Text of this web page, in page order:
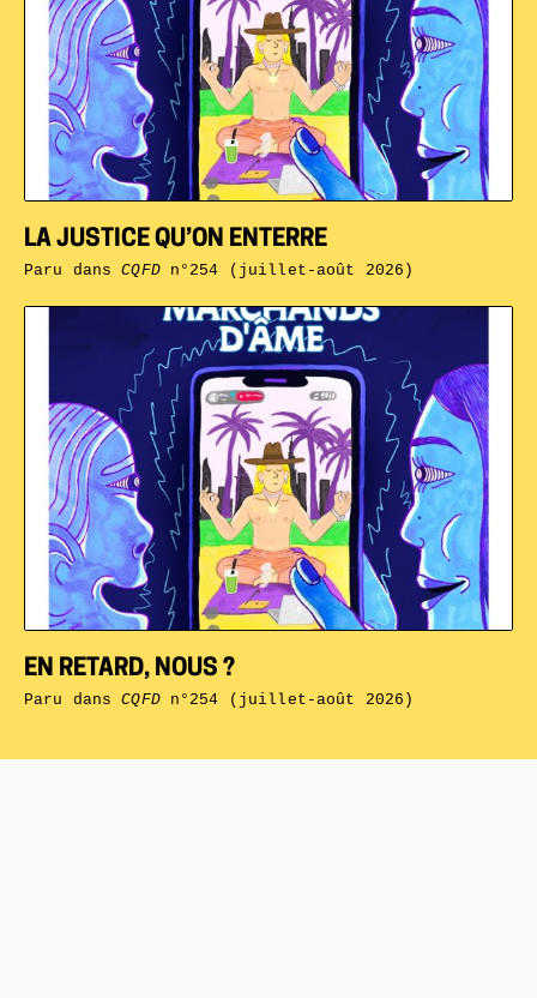
EN RETARD, NOUS ?
Paru dansCQFDn°254 (juillet-août 2026)
LA JUSTICE QU’ON ENTERRE
Paru dansCQFDn°254 (juillet-août 2026)